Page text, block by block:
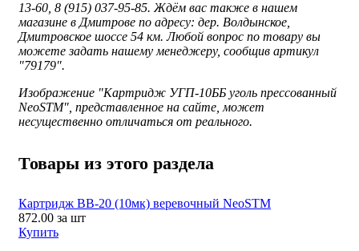
13-60, 8 (915) 037-95-85. Ждём вас также в нашем
магазине в Дмитрове по адресу: дер. Волдынское,
Дмитровское шоссе 54 км. Любой вопрос по товару вы
можете задать нашему менеджеру, сообщив артикул
"79179".
Изображение "Картридж УГП-10ББ уголь прессованный
NeoSTM", представленное на сайте, может
несущественно отличаться от реального.
Товары из этого раздела
Картридж ВВ-20 (10мк) веревочный NeoSTM
872.00 за шт
Купить